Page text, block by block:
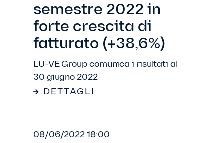
semestre 2022 in
forte crescita di
fatturato (+38,6%)
LU-VE Group comunica i risultati al
30 giugno 2022
DETTAGLI
08/06/2022 18:00